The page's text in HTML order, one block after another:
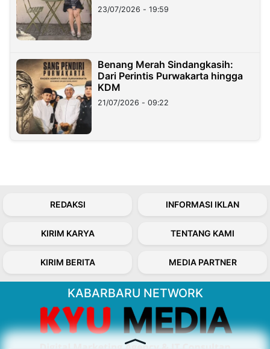
23/07/2026 - 19:59
Benang Merah Sindangkasih:
Dari Perintis Purwakarta hingga
KDM
21/07/2026 - 09:22
REDAKSI INFORMASI IKLAN
KIRIM KARYA TENTANG KAMI
KIRIM BERITA MEDIA PARTNER
KABARBARU NETWORK